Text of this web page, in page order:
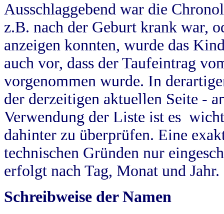
Ausschlaggebend war die
z.B. nach der Geburt krank war,
anzeigen konnten, wurde das
auch vor, dass der Taufeintrag
vorgenommen wurde. In
der derzeitigen aktuellen Seite -
Verwendung der Liste ist es
dahinter zu überprüfen. Eine
technischen Gründen nur
erfolgt nach Tag, Monat und Jahr.
Schreibweise der Namen